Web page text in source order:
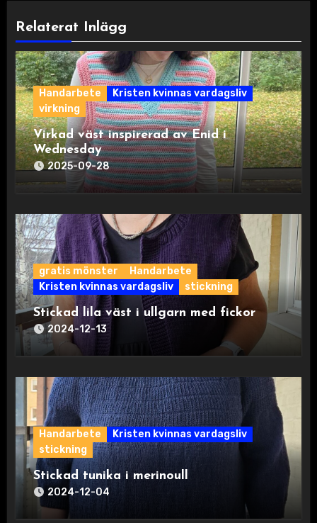
Relaterat Inlägg
Handarbete
Kristen kvinnas vardagsliv
virkning
Virkad väst inspirerad av Enid i
Wednesday
2025-09-28
gratis mönster
Handarbete
Kristen kvinnas vardagsliv
stickning
Stickad lila väst i ullgarn med fickor
2024-12-13
Handarbete
Kristen kvinnas vardagsliv
stickning
Stickad tunika i merinoull
2024-12-04